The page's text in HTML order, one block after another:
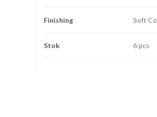
Finishing Soft
Stok 6 pcs